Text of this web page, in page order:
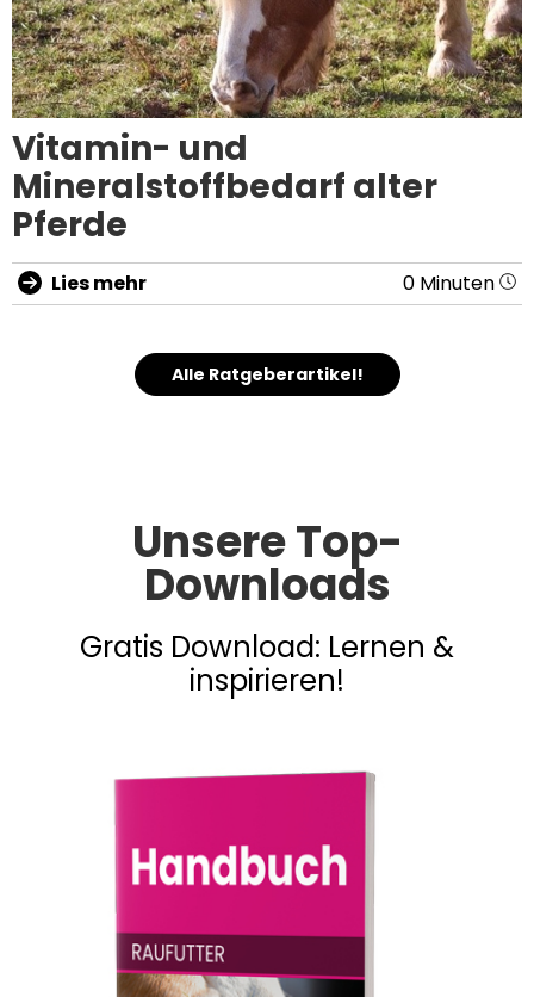
Vitamin- und
Mineralstoffbedarf alter
Pferde
Lies mehr 0 Minuten
Alle Ratgeberartikel!
Unsere Top-
Downloads
Gratis Download: Lernen &
inspirieren!